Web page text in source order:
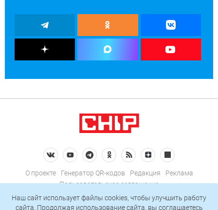
О проекте Генератор QR-кодов Редакция
Реклама
Пользовательское соглашение
Политика конфиденциальности
Наш сайт использует файлы cookies, чтобы улучшить работу
сайта. Продолжая использование сайта, вы соглашаетесь